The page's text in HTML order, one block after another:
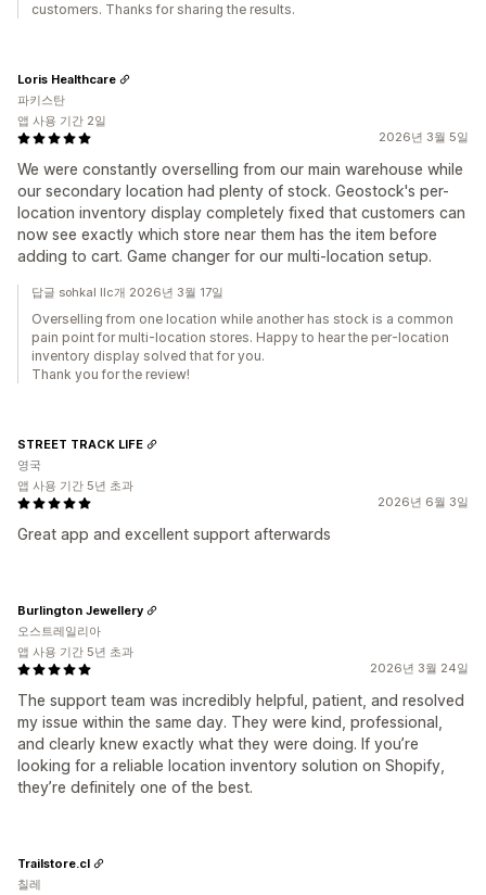
customers. Thanks for sharing the results.
2026년 3월 5일
We were constantly overselling from our main warehouse while
our secondary location had plenty of stock. Geostock's per-
location inventory display completely fixed that customers can
now see exactly which store near them has the item before
adding to cart. Game changer for our multi-location setup.
Loris Healthcare
파키스탄
앱 사용 기간 2일
답글 sohkal llc개 2026년 3월 17일
Overselling from one location while another has stock is a common
pain point for multi-location stores. Happy to hear the per-location
inventory display solved that for you.
Thank you for the review!
2026년 6월 3일
Great app and excellent support afterwards
STREET TRACK LIFE
영국
앱 사용 기간 5년 초과
2026년 3월 24일
The support team was incredibly helpful, patient, and resolved
my issue within the same day. They were kind, professional,
and clearly knew exactly what they were doing. If you’re
looking for a reliable location inventory solution on Shopify,
they’re definitely one of the best.
Burlington Jewellery
오스트레일리아
앱 사용 기간 5년 초과
Trailstore.cl
칠레